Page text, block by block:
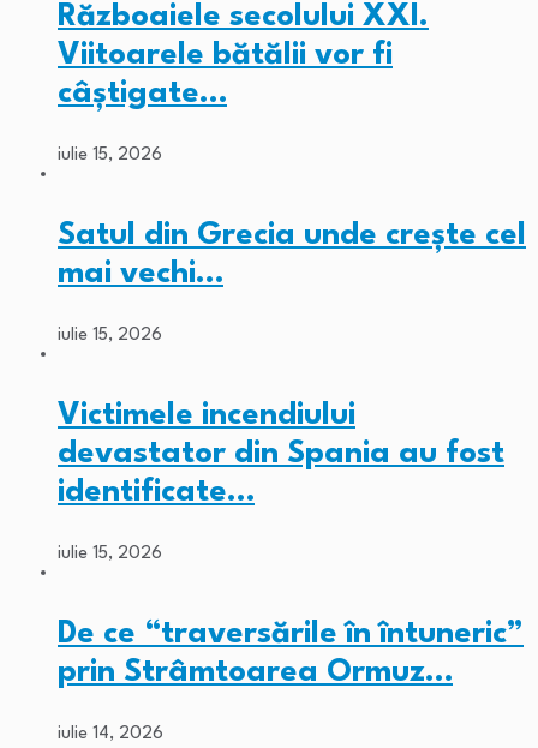
Războaiele secolului XXI.
Viitoarele bătălii vor fi
câștigate…
iulie 15, 2026
Satul din Grecia unde crește cel
mai vechi…
iulie 15, 2026
Victimele incendiului
devastator din Spania au fost
identificate…
iulie 15, 2026
De ce “traversările în întuneric”
prin Strâmtoarea Ormuz…
iulie 14, 2026